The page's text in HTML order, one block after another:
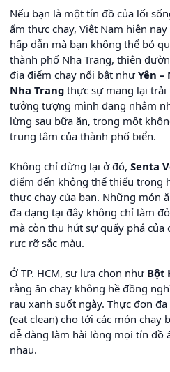
Nếu bạn là một tín đồ của lối
ẩm thực chay, Việt Nam hiện
hấp dẫn mà bạn không thể bỏ
thành phố Nha Trang, thiên
địa điểm chay nổi bật nhưYên –
Nha Trang thực sự mang lại
tưởng tượng mình đang nhâm
lừng sau bữa ăn, trong một
trung tâm của thành phố biển.
Không chỉ dừng lại ở đó, Senta
điểm đến không thể thiếu trong
thực chay của bạn. Những món
đa dạng tại đây không chỉ làm
mà còn thu hút sự quấy phá
rực rỡ sắc màu.
Ở TP. HCM, sự lựa chọn như Bột
rằng ăn chay không hề đồng
rau xanh suốt ngày. Thực đơn
(eat clean) cho tới các món chay
dễ dàng làm hài lòng mọi tín đồ
nhau.